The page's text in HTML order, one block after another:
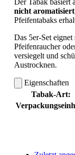
Der Tabak basiert
nicht aromatisiert
Pfeifentabaks
Das 5er-Set
Pfeifenraucher
versiegelt und
Austrocknen.
Eigenschaften
Tabak-Art: